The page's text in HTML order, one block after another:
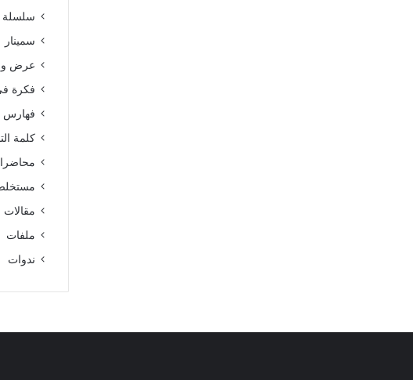
سلسلة
سمينار
عرض
فكرة
فهارس
كلمة
مقالات
ملفات
ندوات